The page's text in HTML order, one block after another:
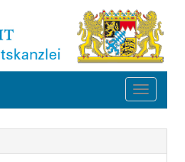
Toggle